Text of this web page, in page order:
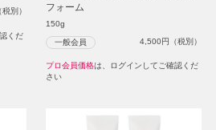
別）
くだ
フォーム
150g
一般会員 4,500円（税別）
プロ会員価格は、ログインしてご確認くだ
さい